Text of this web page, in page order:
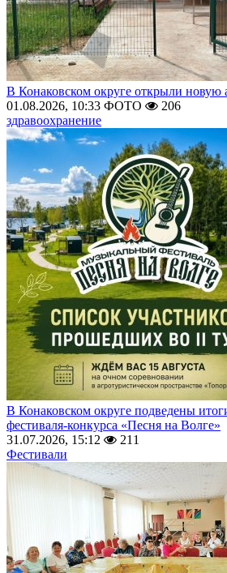
В Конаковском округе открыли новую
01.08.2026, 10:33 ФОТО
206
здравоохранение
В Конаковском округе подведены
фестиваля-конкурса «Песня на Волге»
31.07.2026, 15:12
211
Фестивали